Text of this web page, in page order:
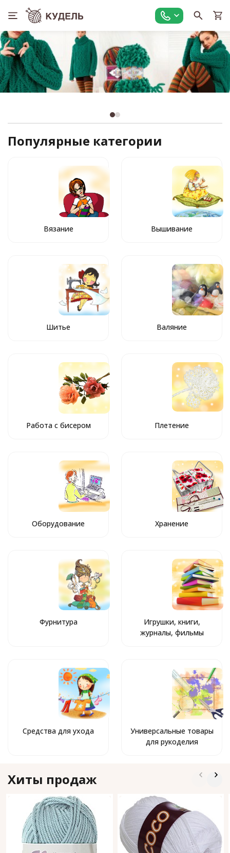
Популярные категории
Вязание Вышивание
Шитье Валяние
Работа с бисером Плетение
Оборудование Хранение
Фурнитура
Игрушки, книги,
журналы, фильмы
Средства для ухода
Универсальные товары
для рукоделия
Хиты продаж